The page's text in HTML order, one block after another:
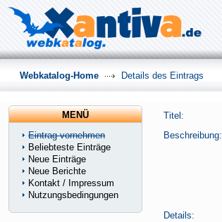
Titel:
Beschreibung:
Details:
Webkatalog-Home Details des Eintrags
MENÜ
Eintrag vornehmen
Beliebteste Einträge
Neue Einträge
Neue Berichte
Kontakt / Impressum
Nutzungsbedingungen